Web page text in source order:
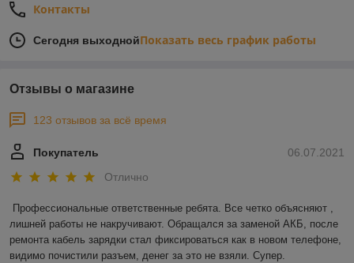
Контакты
Сегодня выходнойПоказать весь график работы
Отзывы о магазине
123 отзывов за всё время
06.07.2021
Покупатель
Отлично
Профессиональные ответственные ребята. Все четко объясняют ,
лишней работы не накручивают. Обращался за заменой АКБ, после
ремонта кабель зарядки стал фиксироваться как в новом телефоне,
видимо почистили разъем, денег за это не взяли. Супер.